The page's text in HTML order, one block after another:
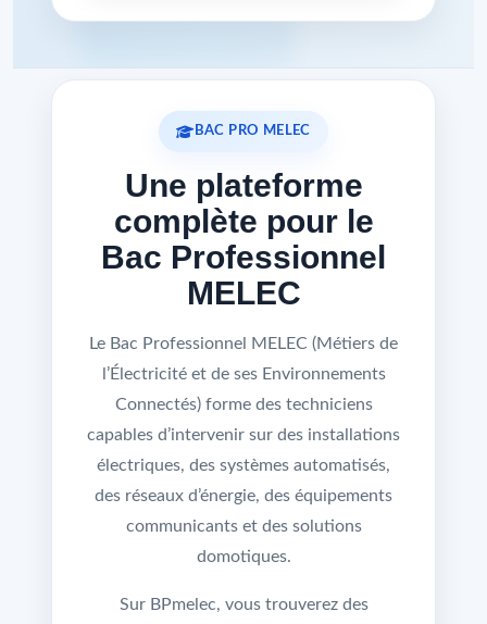
BAC PRO MELEC
Une plateforme
complète pour le
Bac Professionnel
MELEC
Le Bac Professionnel MELEC (Métiers de
l’Électricité et de ses Environnements
Connectés) forme des techniciens
capables d’intervenir sur des installations
électriques, des systèmes automatisés,
des réseaux d’énergie, des équipements
communicants et des solutions
domotiques.
Sur BPmelec, vous trouverez des